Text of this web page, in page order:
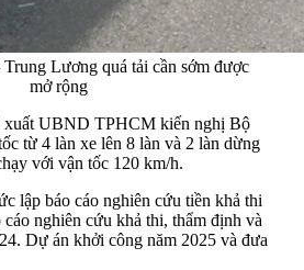
Lương quá tải cần sớm được
mở rộng
UBND TPHCM kiến nghị Bộ
từ 4 làn xe lên 8 làn và 2 làn dừng
với vận tốc 120 km/h.
lập báo cáo nghiên cứu tiền khả thi
nghiên cứu khả thi, thẩm định và
Dự án khởi công năm 2025 và đưa